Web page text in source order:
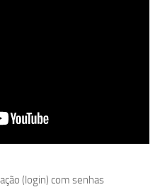
(login) com senhas